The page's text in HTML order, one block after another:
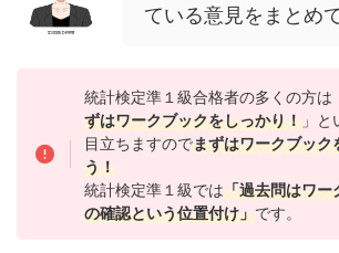
ている意見をまとめ
統計検定準１級合格者の多くの方は
ずはワークブックをしっかり！ 」
目立ちますのでまずはワークブック
う！
統計検定準１級では「過去問はワー
の確認という位置付け」です。